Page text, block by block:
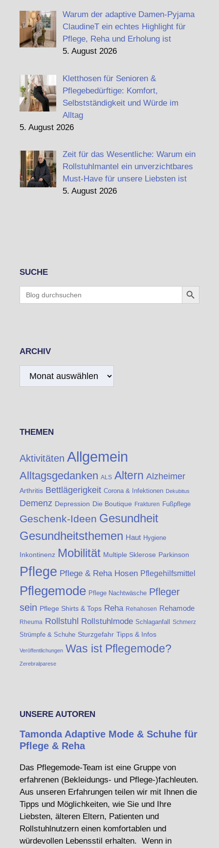
Warum der adaptive Damen-Pyjama
ClaudineT ein echtes Highlight für
Pflege, Reha und Erholung ist
5. August 2026
Kletthosen für Senioren &
Pflegebedürftige: Komfort,
Selbstständigkeit und Würde im
Alltag
5. August 2026
Zeit für das Wesentliche: Warum ein
Rollstuhlmantel ein unverzichtbares
Must-Have für unsere Liebsten ist
5. August 2026
SUCHE
Search
for:
Search Button
ARCHIV
Archiv
THEMEN
Aktivitäten Allgemein
Alltagsgedanken ALS Altern Alzheimer
Arthritis Bettlägerigkeit Corona & Infektionen Dekubitus
Demenz Depression Die Boutique Frakturen Fußpflege
Geschenk-Ideen Gesundheit
Gesundheitsthemen Haut Hygiene
Inkontinenz Mobilität Multiple Sklerose Parkinson
Pflege Pflege & Reha Hosen Pflegehilfsmittel
Pflegemode Pflege Nachtwäsche Pfleger
sein Pflege Shirts & Tops Reha Rehahosen Rehamode
Rheuma Rollstuhl Rollstuhlmode Schlaganfall Schmerz
Strümpfe & Schuhe Sturzgefahr Tipps & Infos
Veröffentlichungen Was ist Pflegemode?
Zerebralparese
UNSERE AUTOREN
Tamonda Adaptive Mode & Schuhe für
Pflege & Reha
Das Pflegemode-Team ist eine Gruppe von
erfahrenen (Bekleidungs- und Pflege-)fachleuten.
Aus unseren Erfahrungen teilen wir mit Ihnen die
Tipps und Möglichkeiten, wie Sie und Ihre
Liebsten, älteren Eltern, Patienten und
Rollstuhlnutzern einen komfortablen und
würdevollen Lebensstil erhalten. Wenn in